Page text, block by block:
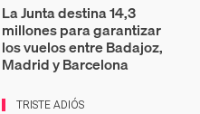
La Junta destina 14,3
millones para garantizar
los vuelos entre Badajoz,
Madrid y Barcelona
TRISTE ADIÓS